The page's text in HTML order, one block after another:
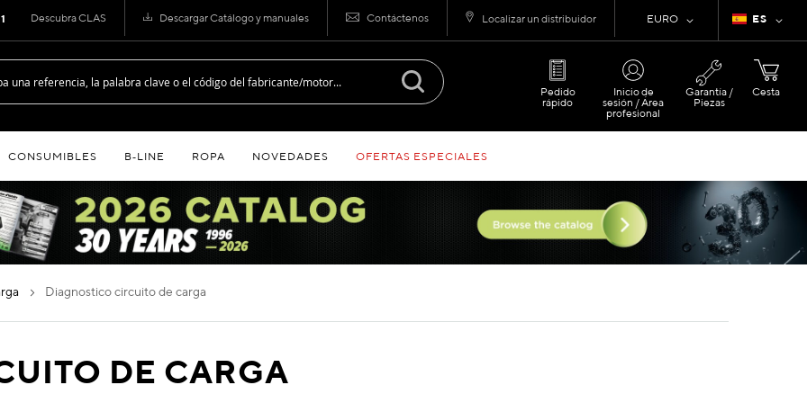
Lenguaje
ES
Moneda
EURO
Descubra CLAS Descargar Catálogo y manuales Contáctenos Localizar un distribuidor
Cesta
Pedido
rápido
Inicio de
sesión / Área
profesional
Garantía /
Piezas
CONSUMIBLES B‑LINE ROPA NOVEDADES OFERTAS ESPECIALES
diagnostico circuito de carga
DE CARGA